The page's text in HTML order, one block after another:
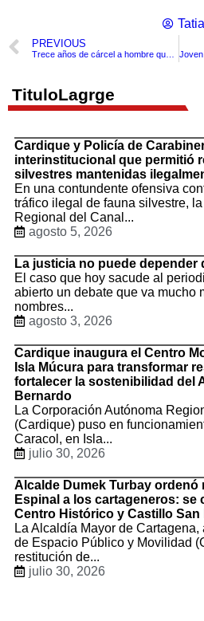
PREVIOUS
TituloLagrge
Cardique y Policía de
interinstitucional que permitió
silvestres mantenidas
En una contundente ofensiva
tráfico ilegal de fauna silvestre,
Regional del Canal...
agosto 5, 2026
La justicia no puede depender
El caso que hoy sacude al
abierto un debate que va mucho
nombres...
agosto 3, 2026
Cardique inaugura el Centro
Isla Múcura para transformar
fortalecer la sostenibilidad del
Bernardo
La Corporación Autónoma
(Cardique) puso en
Caracol, en Isla...
julio 30, 2026
Alcalde Dumek Turbay ordenó
Espinal a los cartageneros: se
Centro Histórico y Castillo San
La Alcaldía Mayor de
de Espacio Público y Movilidad
restitución de...
julio 30, 2026